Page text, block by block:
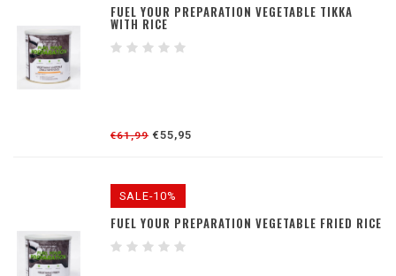
FUEL YOUR PREPARATION VEGETABLE TIKKA
WITH RICE
€61,99 €55,95
SALE-10%
FUEL YOUR PREPARATION VEGETABLE FRIED RICE